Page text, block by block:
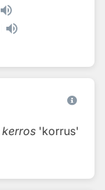
kerros'korrus'